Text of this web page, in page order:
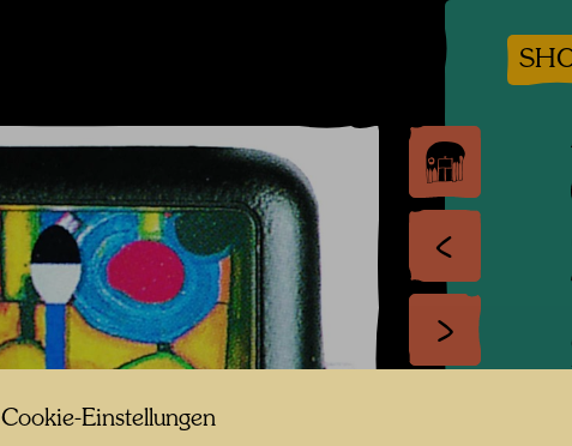
Cookie-Einstellungen